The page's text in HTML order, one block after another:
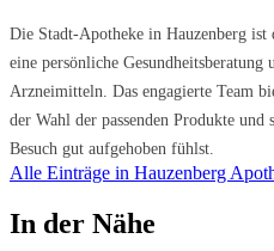
Die Stadt-Apotheke in Hauzenberg
eine persönliche Gesundheitsberatung
Arzneimitteln. Das engagierte Team
der Wahl der passenden Produkte
Besuch gut aufgehoben fühlst.
Alle Einträge in Hauzenberg
In der Nähe